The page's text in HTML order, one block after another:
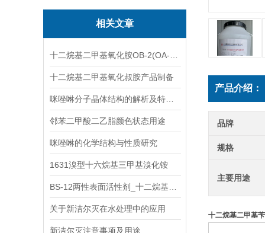
相关文章
十二烷基二甲基氧化叔胺产品制备
邻苯二甲酸二乙脂颜色状态用途
咪唑啉的化学结构与性质研究
1631溴型十六烷基三甲基溴化铵
关于新洁尔灭在水处理中的应用
新洁尔灭注意事项及用途
产品介绍：
品牌
规格
主要用途
十二烷基二甲基